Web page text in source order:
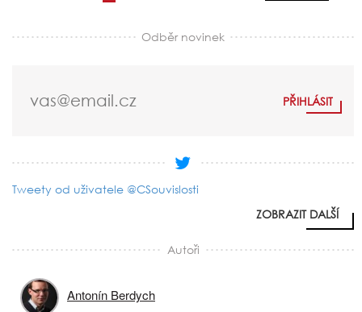
Odběr novinek
Tweety od uživatele @CSouvislosti
ZOBRAZIT DALŠÍ
Autoři
Antonín Berdych